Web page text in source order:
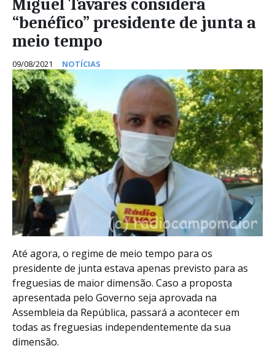
Miguel Tavares considera
“benéfico” presidente de junta a
meio tempo
09/08/2021 NOTÍCIAS
Até agora, o regime de meio tempo para os
presidente de junta estava apenas previsto para as
freguesias de maior dimensão. Caso a proposta
apresentada pelo Governo seja aprovada na
Assembleia da República, passará a acontecer em
todas as freguesias independentemente da sua
dimensão.